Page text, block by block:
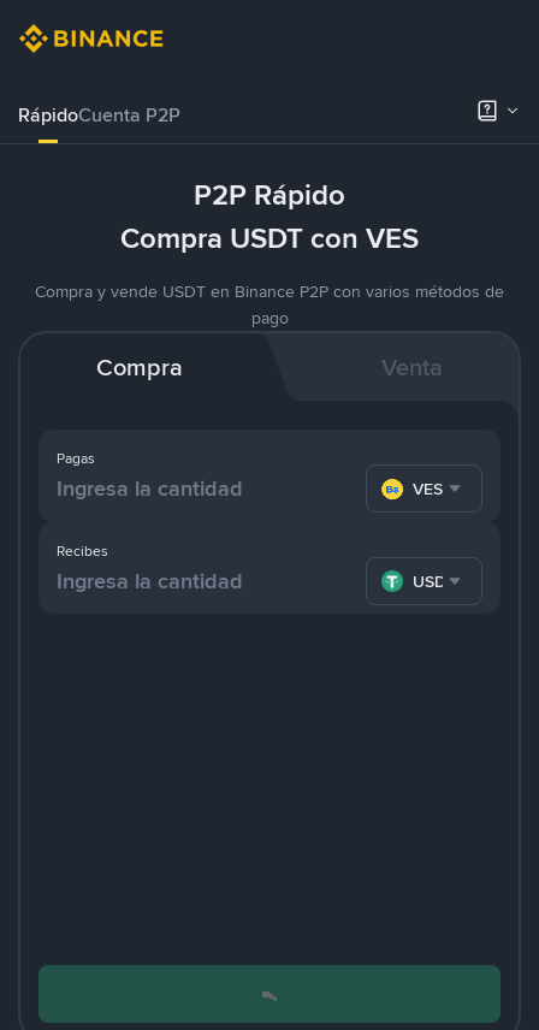
RápidoCuenta P2P
P2P Rápido
Compra USDT con VES
Compra y vende USDT en Binance P2P con varios métodos de
pago
Compra Venta
Pagas
VES
Recibes
USDT